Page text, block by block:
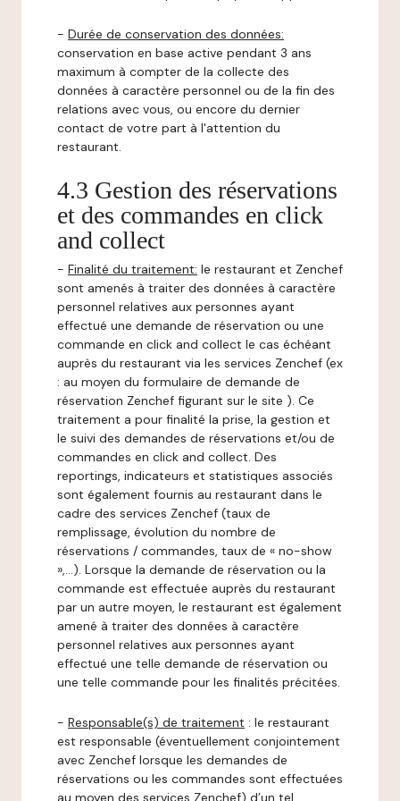
- Durée de conservation des données:
conservation en base active pendant 3 ans
maximum à compter de la collecte des
données à caractère personnel ou de la fin des
relations avec vous, ou encore du dernier
contact de votre part à l'attention du
restaurant.
4.3 Gestion des réservations
et des commandes en click
and collect
- Finalité du traitement: le restaurant et Zenchef
sont amenés à traiter des données à caractère
personnel relatives aux personnes ayant
effectué une demande de réservation ou une
commande en click and collect le cas échéant
auprès du restaurant via les services Zenchef (ex
: au moyen du formulaire de demande de
réservation Zenchef figurant sur le site ). Ce
traitement a pour finalité la prise, la gestion et
le suivi des demandes de réservations et/ou de
commandes en click and collect. Des
reportings, indicateurs et statistiques associés
sont également fournis au restaurant dans le
cadre des services Zenchef (taux de
remplissage, évolution du nombre de
réservations / commandes, taux de « no-show
»,…). Lorsque la demande de réservation ou la
commande est effectuée auprès du restaurant
par un autre moyen, le restaurant est également
amené à traiter des données à caractère
personnel relatives aux personnes ayant
effectué une telle demande de réservation ou
une telle commande pour les finalités précitées.
- Responsable(s) de traitement : le restaurant
est responsable (éventuellement conjointement
avec Zenchef lorsque les demandes de
réservations ou les commandes sont effectuées
au moyen des services Zenchef) d’un tel